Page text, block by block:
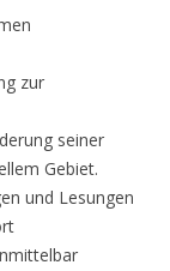
zur
seiner
Gebiet.
und Lesungen